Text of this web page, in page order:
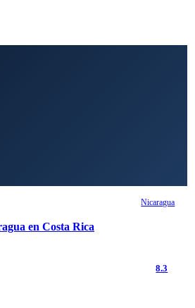
Nicaragua
en Costa Rica
8.3